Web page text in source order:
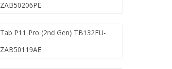
ZAB50206PE
Tab P11 Pro (2nd Gen) TB132FU-
ZAB50119AE